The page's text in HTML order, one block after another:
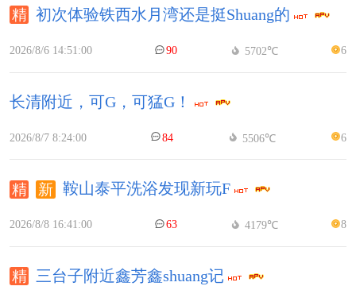
初次体验铁西水月湾还是挺Shuang的
2026/8/6 14:51:00 90 5702℃ 6
长清附近，可G，可猛G！
2026/8/7 8:24:00 84 5506℃ 6
鞍山泰平洗浴发现新玩F
2026/8/8 16:41:00 63 4179℃ 8
三台子附近鑫芳鑫shuang记